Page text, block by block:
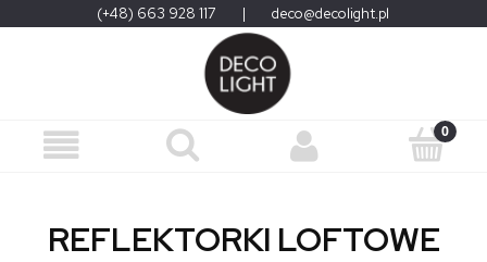
(+48) 663 928 117 | deco@decolight.pl
REFLEKTORKI LOFTOWE